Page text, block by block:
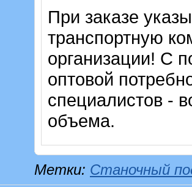
При заказе
транспортную
организации! С
оптовой
специалистов -
объема.
Метки: Станочный